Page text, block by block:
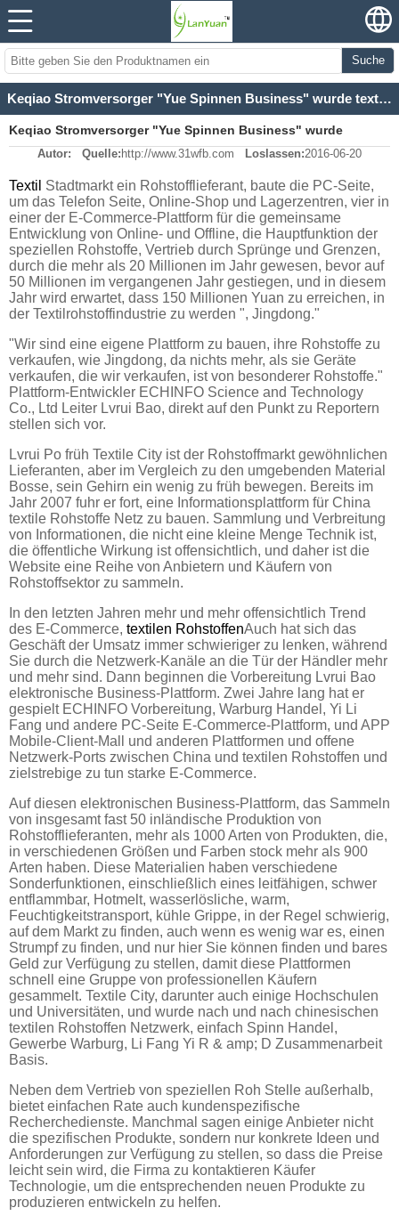
Suche
Keqiao Stromversorger "Yue Spinnen Business" wurde textilen Rohstoffen Industrie ", J
Keqiao Stromversorger "Yue Spinnen Business" wurde
textilen Rohstoffen Industrie ", J
Autor: Quelle: http://www.31wfb.com Loslassen:2016-06-20
Textil Stadtmarkt ein Rohstofflieferant, baute die PC-Seite,
um das Telefon Seite, Online-Shop und Lagerzentren, vier in
einer der E-Commerce-Plattform für die gemeinsame
Entwicklung von Online- und Offline, die Hauptfunktion der
speziellen Rohstoffe, Vertrieb durch Sprünge und Grenzen,
durch die mehr als 20 Millionen im Jahr gewesen, bevor auf
50 Millionen im vergangenen Jahr gestiegen, und in diesem
Jahr wird erwartet, dass 150 Millionen Yuan zu erreichen, in
der Textilrohstoffindustrie zu werden ", Jingdong."
"Wir sind eine eigene Plattform zu bauen, ihre Rohstoffe zu
verkaufen, wie Jingdong, da nichts mehr, als sie Geräte
verkaufen, die wir verkaufen, ist von besonderer Rohstoffe."
Plattform-Entwickler ECHINFO Science and Technology
Co., Ltd Leiter Lvrui Bao, direkt auf den Punkt zu Reportern
stellen sich vor.
Lvrui Po früh Textile City ist der Rohstoffmarkt gewöhnlichen
Lieferanten, aber im Vergleich zu den umgebenden Material
Bosse, sein Gehirn ein wenig zu früh bewegen. Bereits im
Jahr 2007 fuhr er fort, eine Informationsplattform für China
textile Rohstoffe Netz zu bauen. Sammlung und Verbreitung
von Informationen, die nicht eine kleine Menge Technik ist,
die öffentliche Wirkung ist offensichtlich, und daher ist die
Website eine Reihe von Anbietern und Käufern von
Rohstoffsektor zu sammeln.
In den letzten Jahren mehr und mehr offensichtlich Trend
des E-Commerce, textilen RohstoffenAuch hat sich das
Geschäft der Umsatz immer schwieriger zu lenken, während
Sie durch die Netzwerk-Kanäle an die Tür der Händler mehr
und mehr sind. Dann beginnen die Vorbereitung Lvrui Bao
elektronische Business-Plattform. Zwei Jahre lang hat er
gespielt ECHINFO Vorbereitung, Warburg Handel, Yi Li
Fang und andere PC-Seite E-Commerce-Plattform, und APP
Mobile-Client-Mall und anderen Plattformen und offene
Netzwerk-Ports zwischen China und textilen Rohstoffen und
zielstrebige zu tun starke E-Commerce.
Auf diesen elektronischen Business-Plattform, das Sammeln
von insgesamt fast 50 inländische Produktion von
Rohstofflieferanten, mehr als 1000 Arten von Produkten, die,
in verschiedenen Größen und Farben stock mehr als 900
Arten haben. Diese Materialien haben verschiedene
Sonderfunktionen, einschließlich eines leitfähigen, schwer
entflammbar, Hotmelt, wasserlösliche, warm,
Feuchtigkeitstransport, kühle Grippe, in der Regel schwierig,
auf dem Markt zu finden, auch wenn es wenig war es, einen
Strumpf zu finden, und nur hier Sie können finden und bares
Geld zur Verfügung zu stellen, damit diese Plattformen
schnell eine Gruppe von professionellen Käufern
gesammelt. Textile City, darunter auch einige Hochschulen
und Universitäten, und wurde nach und nach chinesischen
textilen Rohstoffen Netzwerk, einfach Spinn Handel,
Gewerbe Warburg, Li Fang Yi R & amp; D Zusammenarbeit
Basis.
Neben dem Vertrieb von speziellen Roh Stelle außerhalb,
bietet einfachen Rate auch kundenspezifische
Recherchedienste. Manchmal sagen einige Anbieter nicht
die spezifischen Produkte, sondern nur konkrete Ideen und
Anforderungen zur Verfügung zu stellen, so dass die Preise
leicht sein wird, die Firma zu kontaktieren Käufer
Technologie, um die entsprechenden neuen Produkte zu
produzieren entwickeln zu helfen.